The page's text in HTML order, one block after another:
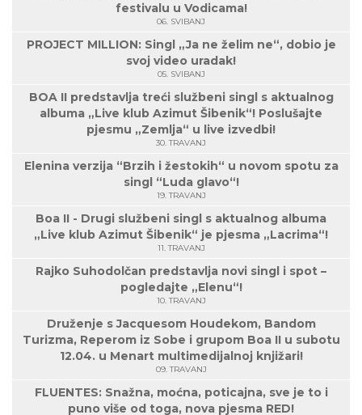
festivalu u Vodicama!
06. SVIBANJ
PROJECT MILLION: Singl „Ja ne želim ne“, dobio je
svoj video uradak!
05. SVIBANJ
BOA II predstavlja treći službeni singl s aktualnog
albuma „Live klub Azimut Šibenik“! Poslušajte
pjesmu „Zemlja“ u live izvedbi!
30. TRAVANJ
Elenina verzija “Brzih i žestokih“ u novom spotu za
singl “Luda glavo“!
19. TRAVANJ
Boa II - Drugi službeni singl s aktualnog albuma
„Live klub Azimut Šibenik“ je pjesma „Lacrima“!
11. TRAVANJ
Rajko Suhodolčan predstavlja novi singl i spot –
pogledajte „Elenu“!
10. TRAVANJ
Druženje s Jacquesom Houdekom, Bandom
Turizma, Reperom iz Sobe i grupom Boa II u subotu
12.04. u Menart multimedijalnoj knjižari!
09. TRAVANJ
FLUENTES: Snažna, moćna, poticajna, sve je to i
puno više od toga, nova pjesma RED!